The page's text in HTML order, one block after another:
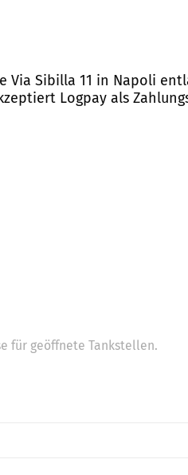
Via Sibilla 11 in Napoli
Logpay als
für geöffnete Tankstellen.